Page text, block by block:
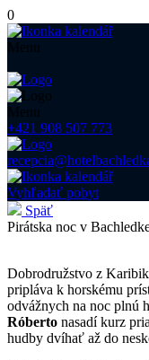
0
Menu
Menu
+421 908 507 773
Vyhľadať pobyt
Späť
Pirát­ska noc v
Dobrodružstvo z
pripláva k horskému
odvážnych na noc plnú
Róberto nasadí kurz
hudby dvíhať až do